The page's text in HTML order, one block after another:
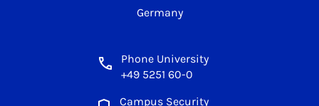
Germany
Phone University
+49 5251 60-0
Campus Security